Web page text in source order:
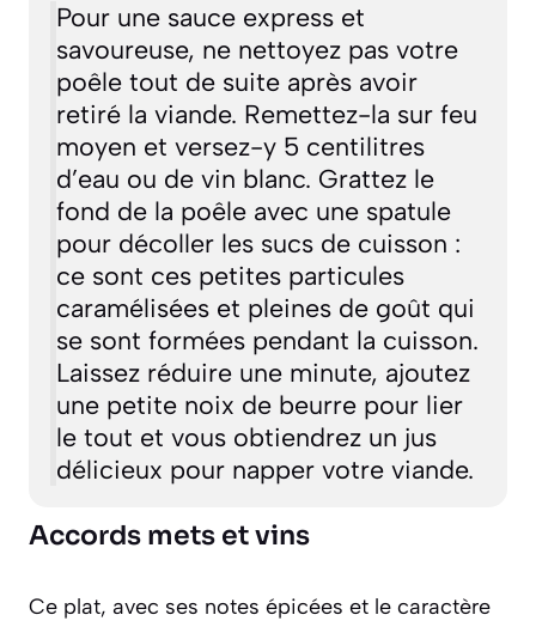
Pour une sauce express et
savoureuse, ne nettoyez pas votre
poêle tout de suite après avoir
retiré la viande. Remettez-la sur feu
moyen et versez-y 5 centilitres
d’eau ou de vin blanc. Grattez le
fond de la poêle avec une spatule
pour décoller les sucs de cuisson :
ce sont ces petites particules
caramélisées et pleines de goût qui
se sont formées pendant la cuisson.
Laissez réduire une minute, ajoutez
une petite noix de beurre pour lier
le tout et vous obtiendrez un jus
délicieux pour napper votre viande.
Accords mets et vins
Ce plat, avec ses notes épicées et le caractère